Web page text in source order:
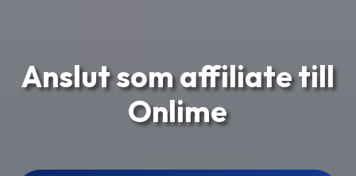
Anslut som affiliate till
Onlime